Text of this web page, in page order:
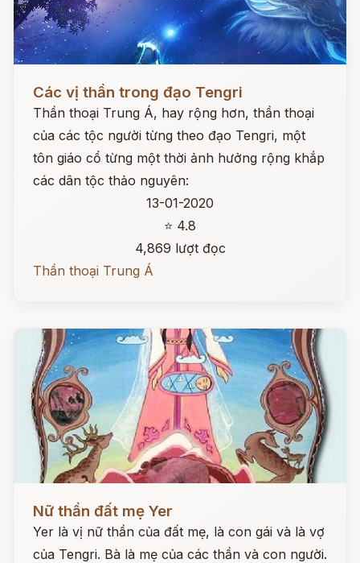
Các vị thần trong đạo Tengri
Thần thoại Trung Á, hay rộng hơn, thần thoại
của các tộc người từng theo đạo Tengri, một
tôn giáo cổ từng một thời ảnh hưởng rộng khắp
các dân tộc thảo nguyên:
13-01-2020
⭐ 4.8
4,869 lượt đọc
Thần thoại Trung Á
Nữ thần đất mẹ Yer
Yer là vị nữ thần của đất mẹ, là con gái và là vợ
của Tengri. Bà là mẹ của các thần và con người.